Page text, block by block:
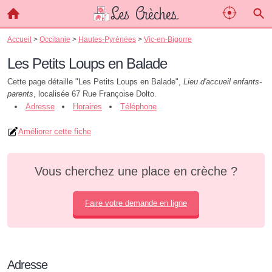
Accueil > Occitanie > Hautes-Pyrénées > Vic-en-Bigorre
Les Petits Loups en Balade
Cette page détaille "Les Petits Loups en Balade", Lieu d'accueil enfants-
parents, localisée 67 Rue Françoise Dolto.
Adresse
Horaires Téléphone
Améliorer cette fiche
Vous cherchez une place en crèche ?
Faire votre demande en ligne
Adresse